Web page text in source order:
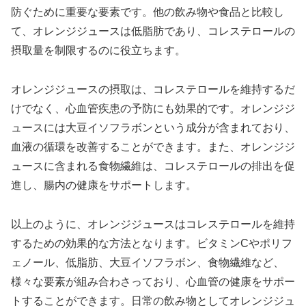
防ぐために重要な要素です。他の飲み物や食品と比較し
て、オレンジジュースは低脂肪であり、コレステロールの
摂取量を制限するのに役立ちます。
オレンジジュースの摂取は、コレステロールを維持するだ
けでなく、心血管疾患の予防にも効果的です。オレンジジ
ュースには大豆イソフラボンという成分が含まれており、
血液の循環を改善することができます。また、オレンジジ
ュースに含まれる食物繊維は、コレステロールの排出を促
進し、腸内の健康をサポートします。
以上のように、オレンジジュースはコレステロールを維持
するための効果的な方法となります。ビタミンCやポリフ
ェノール、低脂肪、大豆イソフラボン、食物繊維など、
様々な要素が組み合わさっており、心血管の健康をサポー
トすることができます。日常の飲み物としてオレンジジュ